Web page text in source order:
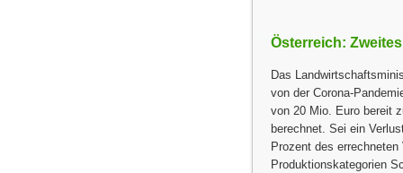
Österreich:
Das
von der Corona-
von 20 Mio. Euro bereit
berechnet. Sei ein
Prozent des
Produktionskategorien